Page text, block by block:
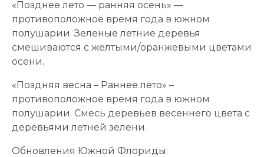
«Позднее лето — ранняя осень» —
противоположное время года в южном
полушарии. Зеленые летние деревья
смешиваются с желтыми/оранжевыми цветами
осени.
«Поздняя весна – Раннее лето» –
противоположное время года в южном
полушарии. Смесь деревьев весеннего цвета с
деревьями летней зелени.
Обновления Южной Флориды: